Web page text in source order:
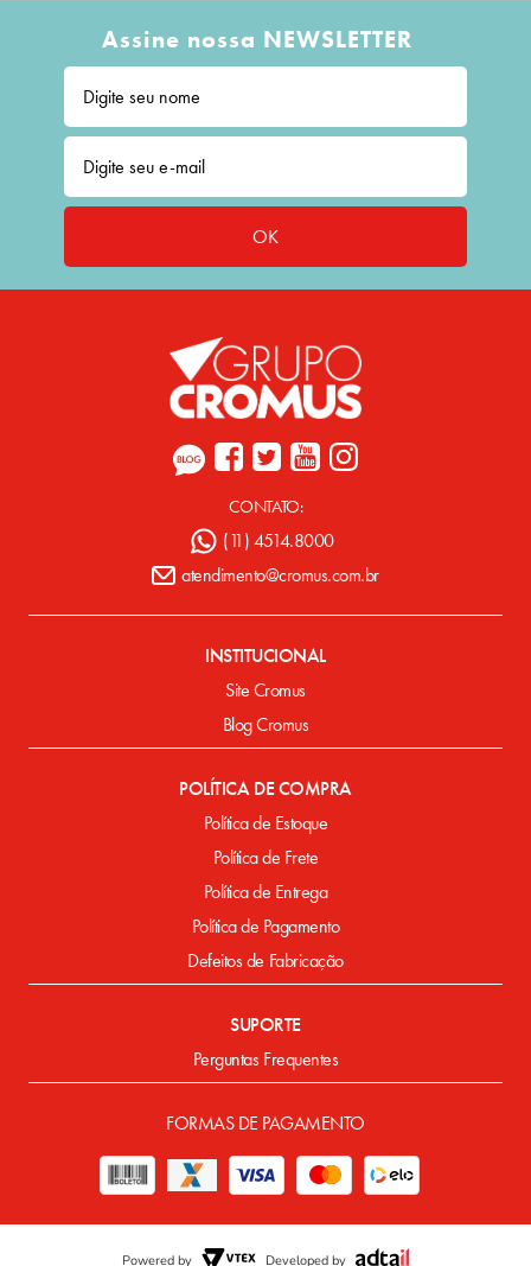
Assine nossa NEWSLETTER
OK
CONTATO:
(11) 4514.8000
atendimento@cromus.com.br
INSTITUCIONAL
Site Cromus
Blog Cromus
POLÍTICA DE COMPRA
Política de Estoque
Política de Frete
Política de Entrega
Política de Pagamento
Defeitos de Fabricação
SUPORTE
Perguntas Frequentes
FORMAS DE PAGAMENTO
Powered by Developed by